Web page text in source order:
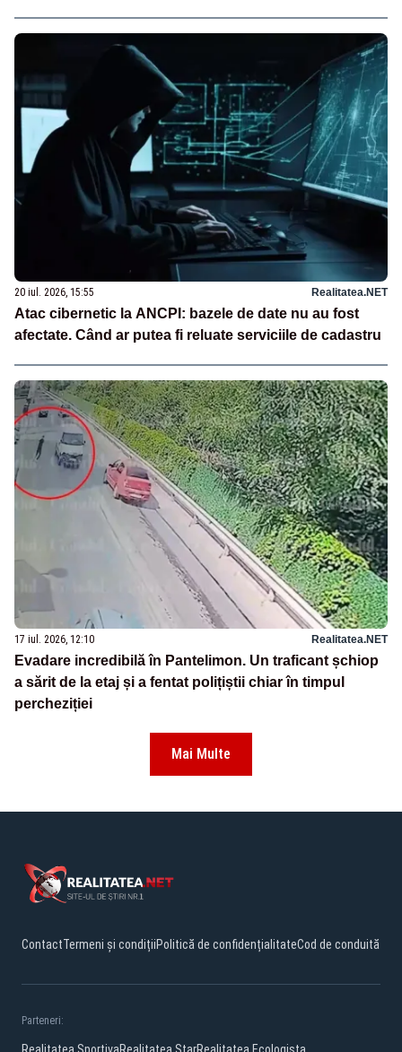
20 iul. 2026, 15:55 Realitatea.NET
Atac cibernetic la ANCPI: bazele de date nu au fost
afectate. Când ar putea fi reluate serviciile de cadastru
17 iul. 2026, 12:10 Realitatea.NET
Evadare incredibilă în Pantelimon. Un traficant șchiop
a sărit de la etaj și a fentat polițiștii chiar în timpul
percheziției
Mai Multe
ContactTermeni și condițiiPolitică de confidențialitateCod de conduită
Parteneri:
Realitatea SportivaRealitatea StarRealitatea Ecologista